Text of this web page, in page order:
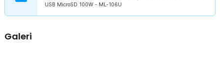
1 x Panduan Penggunaan
USB MicroSD 100W - ML-106U
Galeri